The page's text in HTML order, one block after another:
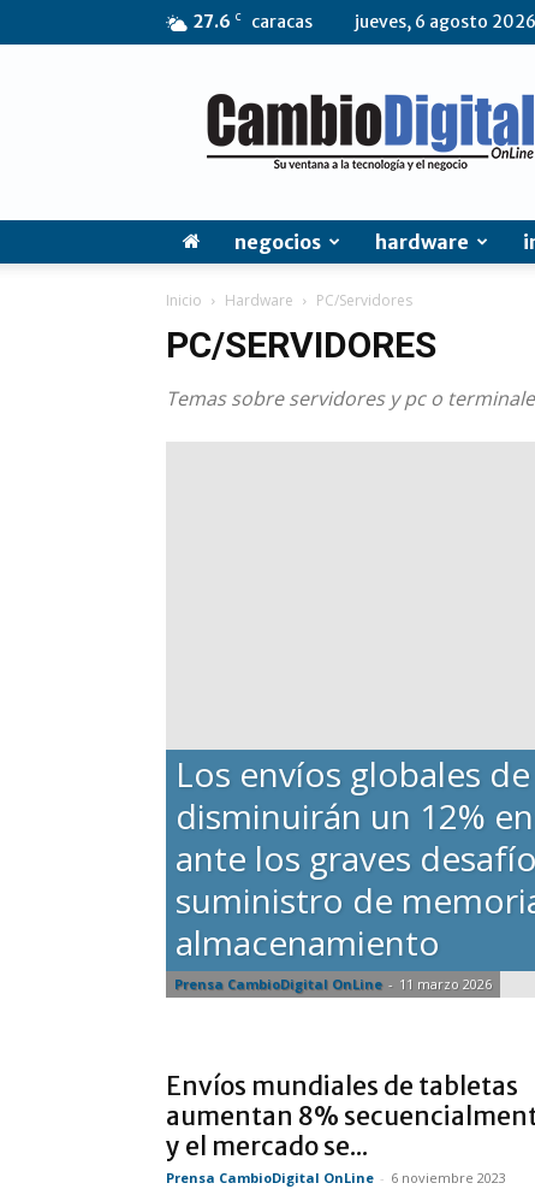
27.6 C caracas jueves, 6 agosto 2026
CambioDigital
OnLine
negocios hardware
Inicio Hardware PC/Servidores
PC/SERVIDORES
Temas sobre servidores y pc o
Los envíos globales de
disminuirán un 12%
ante los graves
suministro de
almacenamiento
Prensa CambioDigital OnLine - 11 marzo 2026
Envíos mundiales de tabletas
aumentan 8%
y el mercado se...
Prensa CambioDigital OnLine - 6 noviembre 2023